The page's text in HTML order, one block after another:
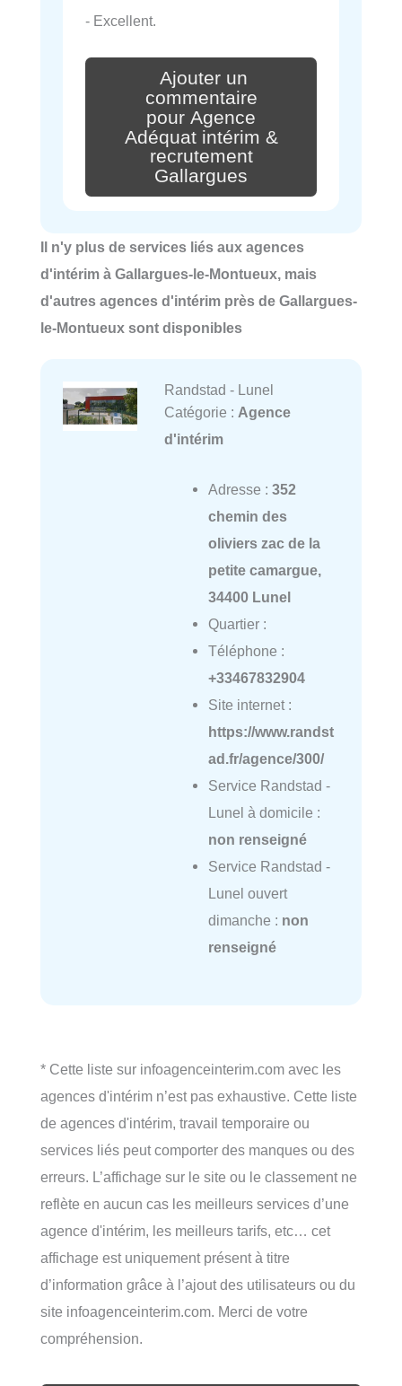
- Excellent.
Ajouter un
commentaire
pour Agence
Adéquat intérim &
recrutement
Gallargues
Il n'y plus de services liés aux agences
d'intérim à Gallargues-le-Montueux, mais
d'autres agences d'intérim près de Gallargues-
le-Montueux sont disponibles
Randstad - Lunel
Catégorie : Agence
d'intérim
Adresse : 352
chemin des
oliviers zac de la
petite camargue,
34400 Lunel
Quartier :
Téléphone :
+33467832904
Site internet :
https://www.randst
ad.fr/agence/300/
Service Randstad -
Lunel à domicile :
non renseigné
Service Randstad -
Lunel ouvert
dimanche : non
renseigné
* Cette liste sur infoagenceinterim.com avec les
agences d'intérim n’est pas exhaustive. Cette liste
de agences d'intérim, travail temporaire ou
services liés peut comporter des manques ou des
erreurs. L’affichage sur le site ou le classement ne
reflète en aucun cas les meilleurs services d’une
agence d'intérim, les meilleurs tarifs, etc… cet
affichage est uniquement présent à titre
d’information grâce à l’ajout des utilisateurs ou du
site infoagenceinterim.com. Merci de votre
compréhension.